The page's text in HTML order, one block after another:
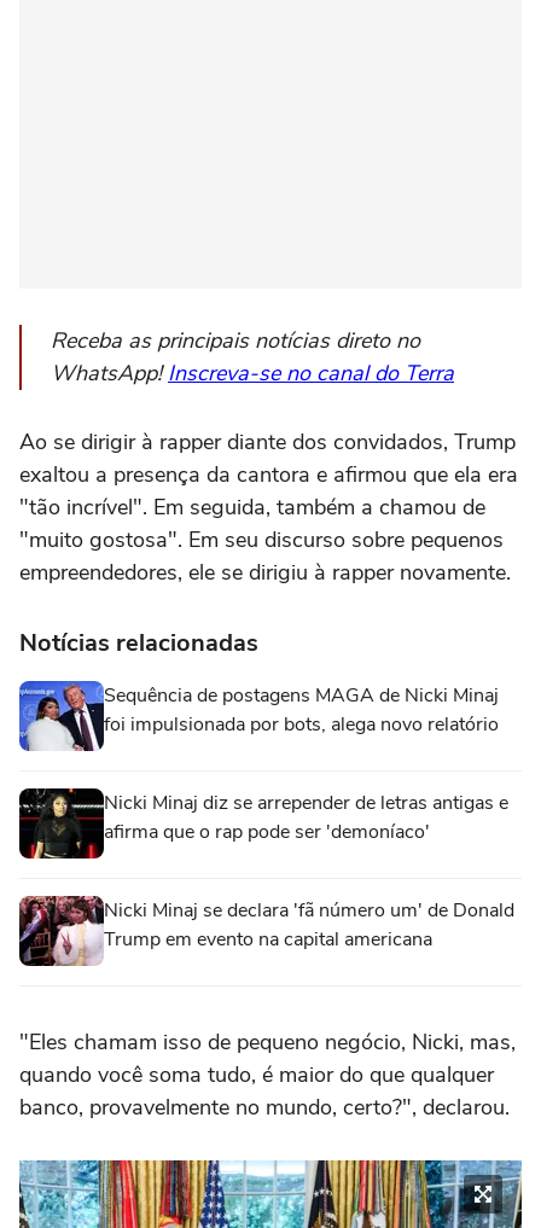
Receba as principais notícias direto no
WhatsApp!Inscreva-se no canal do Terra
Ao se dirigir à rapper diante dos convidados, Trump
exaltou a presença da cantora e afirmou que ela era
"tão incrível". Em seguida, também a chamou de
"muito gostosa". Em seu discurso sobre pequenos
empreendedores, ele se dirigiu à rapper novamente.
Notícias relacionadas
Sequência de postagens MAGA de Nicki Minaj
foi impulsionada por bots, alega novo relatório
Nicki Minaj diz se arrepender de letras antigas e
afirma que o rap pode ser 'demoníaco'
Nicki Minaj se declara 'fã número um' de Donald
Trump em evento na capital americana
"Eles chamam isso de pequeno negócio, Nicki, mas,
quando você soma tudo, é maior do que qualquer
banco, provavelmente no mundo, certo?", declarou.